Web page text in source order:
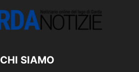
CHI SIAMO